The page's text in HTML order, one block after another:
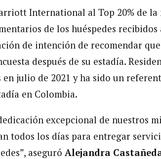
International al Top 20% de la
de los huéspedes
de intención de recomendar
después de su estadía.
julio de 2021 y ha sido un
en Colombia.
excepcional de nuestros
todos los días para entregar
aseguró Alejandra